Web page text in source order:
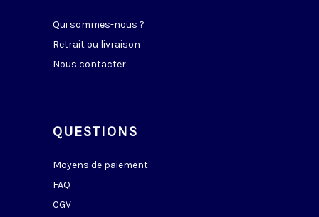
Qui sommes-nous ?
Retrait ou livraison
Nous contacter
QUESTIONS
Moyens de paiement
FAQ
CGV